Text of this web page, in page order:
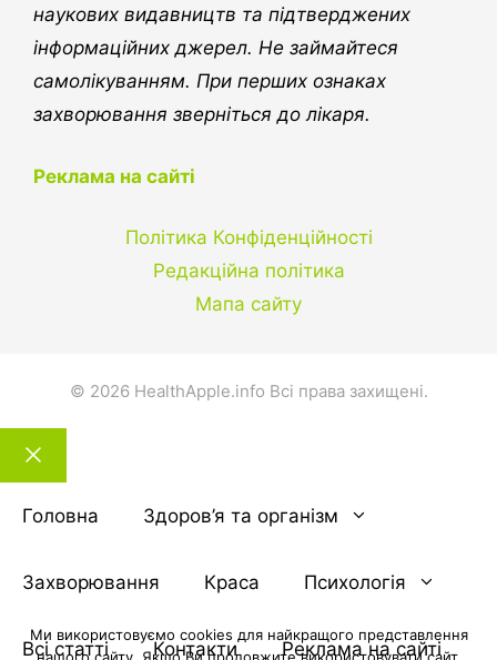
наукових видавництв та підтверджених
інформаційних джерел. Не займайтеся
самолікуванням. При перших ознаках
захворювання зверніться до лікаря.
Реклама на сайті
Політика Конфіденційності
Редакційна політика
Мапа сайту
© 2026 HealthApple.info Всі права захищені.
Закрити
тему
Головна Здоров’я та організм
Захворювання Краса Психологія
Всі статті Контакти Реклама на сайті
Ми використовуємо cookies для найкращого представлення